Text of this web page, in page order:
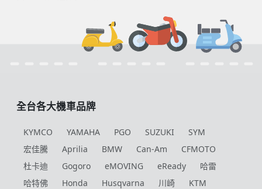
全台各大機車品牌
KYMCO YAMAHA PGO SUZUKI
SYM
宏佳騰
Aprilia BMW Can-Am
CFMOTO
杜卡迪
Gogoro eMOVING eReady
哈雷
哈特佛
Honda Husqvarna 川崎
KTM